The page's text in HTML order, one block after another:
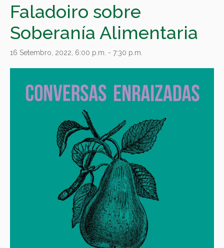
Faladoiro sobre
Soberanía Alimentaria
16 Setembro, 2022, 6:00 p.m. - 7:30 p.m.